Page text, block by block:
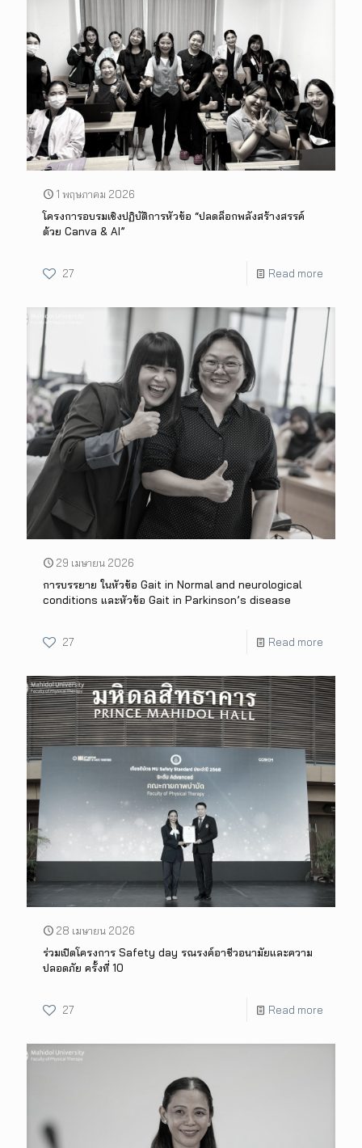
1 พฤษภาคม 2026
โครงการอบรมเชิงปฏิบัติการหัวข้อ “ปลดล็อกพลังสร้างสรรค์
ด้วย Canva & AI”
27 Read more
29 เมษายน 2026
การบรรยาย ในหัวข้อ Gait in Normal and neurological
conditions และหัวข้อ Gait in Parkinson’s disease
27 Read more
28 เมษายน 2026
ร่วมเปิดโครงการ Safety day รณรงค์อาชีวอนามัยและความ
ปลอดภัย ครั้งที่ 10
27 Read more